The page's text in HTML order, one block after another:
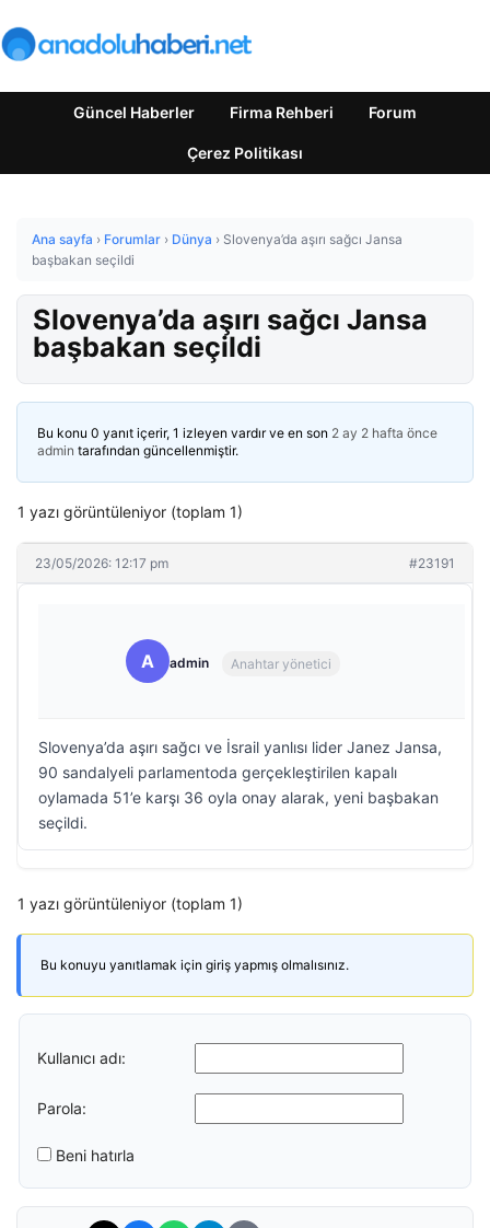
Güncel Haberler Firma Rehberi Forum
Çerez Politikası
Ana sayfa › Forumlar › Dünya › Slovenya’da aşırı sağcı Jansa
başbakan seçildi
Slovenya’da aşırı sağcı Jansa
başbakan seçildi
Bu konu 0 yanıt içerir, 1 izleyen vardır ve en son 2 ay 2 hafta önce
admin tarafından güncellenmiştir.
1 yazı görüntüleniyor (toplam 1)
23/05/2026: 12:17 pm #23191
A admin Anahtar yönetici
Slovenya’da aşırı sağcı ve İsrail yanlısı lider Janez Jansa,
90 sandalyeli parlamentoda gerçekleştirilen kapalı
oylamada 51’e karşı 36 oyla onay alarak, yeni başbakan
seçildi.
1 yazı görüntüleniyor (toplam 1)
Bu konuyu yanıtlamak için giriş yapmış olmalısınız.
Kullanıcı adı:
Parola:
Beni hatırla